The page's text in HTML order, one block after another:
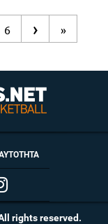
6 › »
rights reserved.